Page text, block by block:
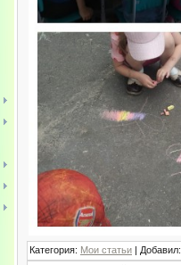
Категория: Мои статьи | Добавил: